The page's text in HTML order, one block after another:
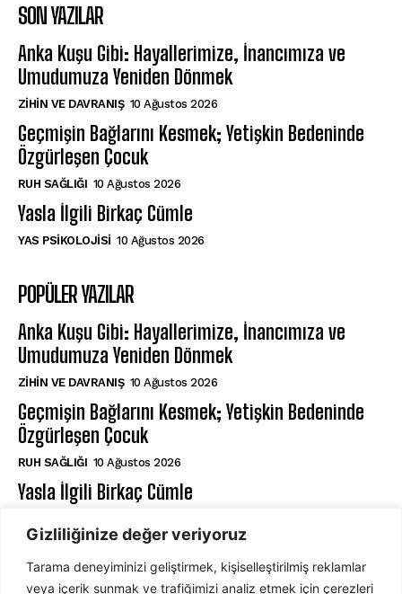
Gizliliğinize değer veriyoruz
Tarama deneyiminizi geliştirmek, kişiselleştirilmiş reklamlar
veya içerik sunmak ve trafiğimizi analiz etmek için çerezleri
SON YAZILAR
Anka Kuşu Gibi: Hayallerimize, İnancımıza ve
Umudumuza Yeniden Dönmek
⁠ZIHIN VE DAVRANIŞ 10 Ağustos 2026
Geçmişin Bağlarını Kesmek; Yetişkin Bedeninde
Özgürleşen Çocuk
⁠RUH SAĞLIĞI 10 Ağustos 2026
Yasla İlgili Birkaç Cümle
YAS PSIKOLOJISI 10 Ağustos 2026
POPÜLER YAZILAR
Anka Kuşu Gibi: Hayallerimize, İnancımıza ve
Umudumuza Yeniden Dönmek
⁠ZIHIN VE DAVRANIŞ 10 Ağustos 2026
Geçmişin Bağlarını Kesmek; Yetişkin Bedeninde
Özgürleşen Çocuk
⁠RUH SAĞLIĞI 10 Ağustos 2026
Yasla İlgili Birkaç Cümle
ABONE OL